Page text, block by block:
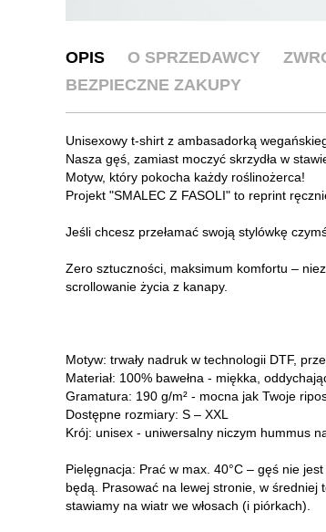
OPIS O SPRZEDAWCY
BEZPIECZNE ZAKUPY
Unisexowy t-shirt z ambasadorką
Nasza gęś, zamiast moczyć skrzydła w
Motyw, który pokocha każdy roślinożerca!
Projekt "SMALEC Z FASOLI" to reprint
Jeśli chcesz przełamać swoją stylówkę
Zero sztuczności, maksimum komfortu –
scrollowanie życia z kanapy.
Motyw: trwały nadruk w technologii DTF,
Materiał: 100% bawełna - miękka,
Gramatura: 190 g/m² - mocna jak Twoje
Dostępne rozmiary: S – XXL
Krój: unisex - uniwersalny niczym hummus
Pielęgnacja: Prać w max. 40°C – gęś nie
będą. Prasować na lewej stronie, w
stawiamy na wiatr we włosach (i piórkach).